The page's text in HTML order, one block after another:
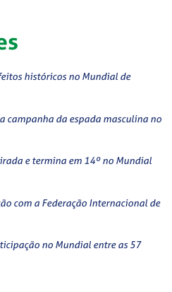
históricos no Mundial de
campanha da espada masculina no
e termina em 14º no Mundial
com a Federação Internacional de
no Mundial entre as 57